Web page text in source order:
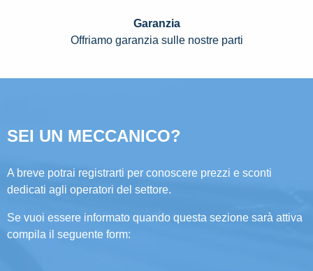
Garanzia
Offriamo garanzia sulle nostre parti
SEI UN MECCANICO?
A breve potrai registrarti per conoscere prezzi e sconti
dedicati agli operatori del settore.
Se vuoi essere informato quando questa sezione sarà attiva
compila il seguente form: